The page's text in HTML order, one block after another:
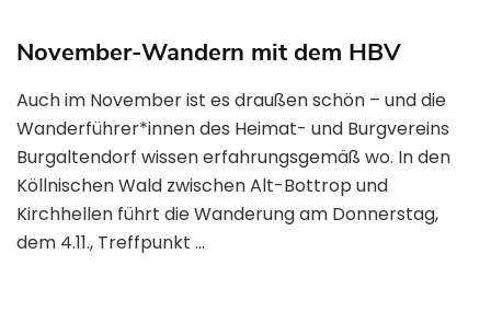
November-Wandern mit dem HBV
Auch im November ist es draußen schön – und die
Wanderführer*innen des Heimat- und Burgvereins
Burgaltendorf wissen erfahrungsgemäß wo. In den
Köllnischen Wald zwischen Alt-Bottrop und
Kirchhellen führt die Wanderung am Donnerstag,
dem 4.11., Treffpunkt …